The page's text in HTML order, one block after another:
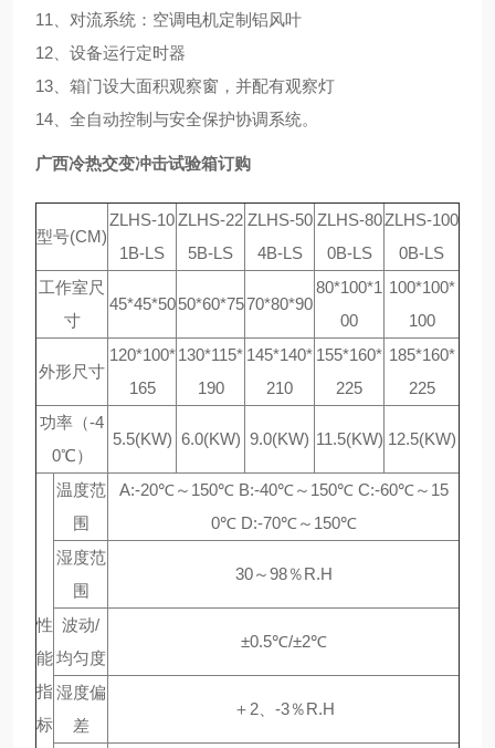
11、对流系统：空调电机定制铝风叶
12、设备运行定时器
13、箱门设大面积观察窗，并配有观察灯
14、全自动控制与安全保护协调系统。
广西冷热交变冲击试验箱订购
型号(CM)
ZLHS-10
1B-LS
ZLHS-22
5B-LS
ZLHS-50
4B-LS
ZLHS-80
0B-LS
ZLHS-100
0B-LS
工作室尺
寸
45*45*50 50*60*7570*80*90
80*100*1
00
100*100*
100
外形尺寸
120*100*
165
130*115*
190
145*140*
210
155*160*
225
185*160*
225
功率（-4
0℃）
5.5(KW) 6.0(KW) 9.0(KW) 11.5(KW) 12.5(KW)
性
能
指
标
温度范
围
A:-20℃～150℃ B:-40℃～150℃ C:-60℃～15
0℃ D:-70℃～150℃
湿度范
围
30～98％R.H
波动/
均匀度
±0.5℃/±2℃
湿度偏
差
＋2、-3％R.H